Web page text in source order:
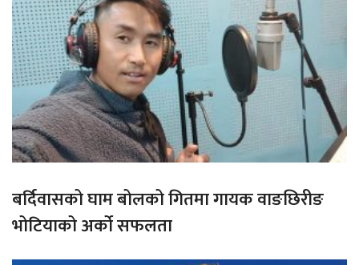
बर्दिवासको घाम बोलको गितमा गायक वाङछिरीङ
भोटियाको अर्को सफलता